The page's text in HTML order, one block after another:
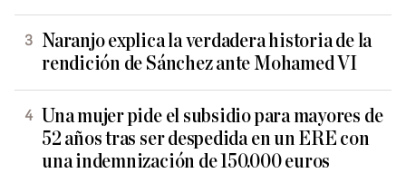
Naranjo explica la verdadera historia de la
rendición de Sánchez ante Mohamed VI
Una mujer pide el subsidio para mayores de
52 años tras ser despedida en un ERE con
una indemnización de 150.000 euros